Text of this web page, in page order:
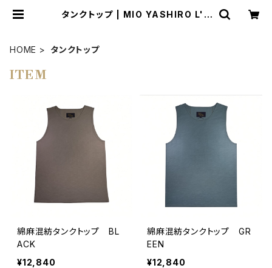
タンクトップ | MIO YASHIRO L'A
HOME タンクトップ
ITEM
綿麻混紡タンクトップ BL
ACK
¥12,840
綿麻混紡タンクトップ GR
EEN
¥12,840